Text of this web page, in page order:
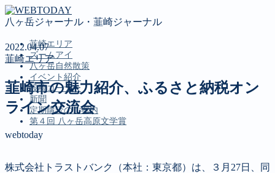
八ヶ岳ジャーナル・韮崎ジャーナル
韮崎エリア
ズームアイ
八ヶ岳自然散策
イベント紹介
投稿コーナー
新聞
定期購読のご案内
第４回 八ヶ岳高原文学賞
MENU
2022.04.07
韮崎エリア
韮崎市の魅力紹介、ふるさと納税オン
ライン交流会
webtoday
株式会社トラストバンク（本社：東京都）は、３月27日、同